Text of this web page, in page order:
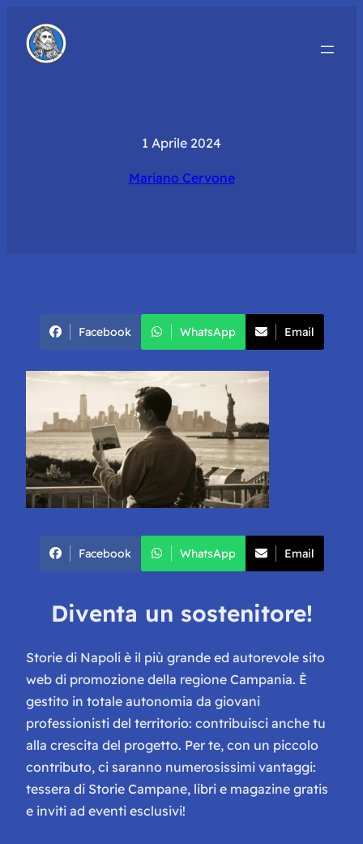
1 Aprile 2024
Mariano Cervone
Facebook WhatsApp Email
Facebook WhatsApp Email
Diventa un sostenitore!
Storie di Napoli è il più grande ed autorevole sito
web di promozione della regione Campania. È
gestito in totale autonomia da giovani
professionisti del territorio: contribuisci anche tu
alla crescita del progetto. Per te, con un piccolo
contributo, ci saranno numerosissimi vantaggi:
tessera di Storie Campane, libri e magazine gratis
e inviti ad eventi esclusivi!